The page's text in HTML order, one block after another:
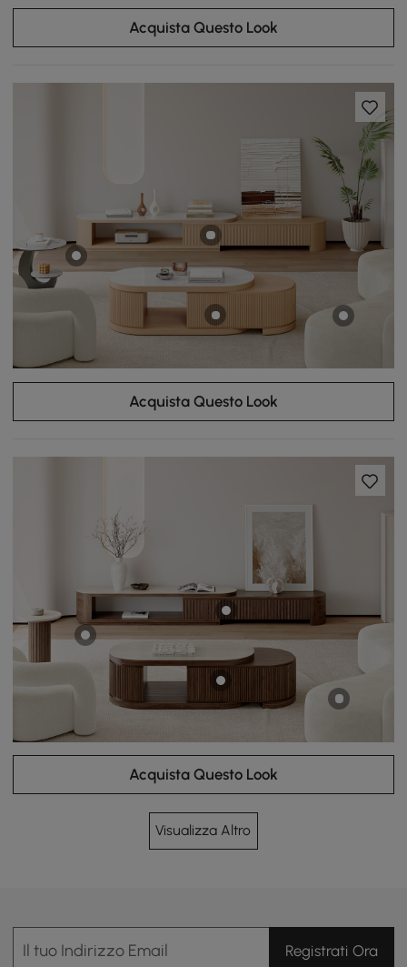
Acquista Questo Look
Acquista Questo Look
Acquista Questo Look
Visualizza Altro
Il tuo Indirizzo Email Registrati Ora